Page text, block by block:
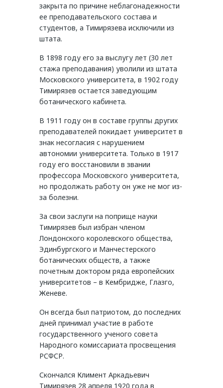
закрыта по причине неблагонадежности
ее преподавательского состава и
студентов, а Тимирязева исключили из
штата.
В 1898 году его за выслугу лет (30 лет
стажа преподавания) уволили из штата
Московского университета, в 1902 году
Тимирязев остается заведующим
ботанического кабинета.
В 1911 году он в составе группы других
преподавателей покидает университет в
знак несогласия с нарушением
автономии университета. Только в 1917
году его восстановили в звании
профессора Московского университета,
но продолжать работу он уже не мог из-
за болезни.
За свои заслуги на поприще науки
Тимирязев был избран членом
Лондонского королевского общества,
Эдинбургского и Манчестерского
ботанических обществ, а также
почетным доктором ряда европейских
университетов – в Кембридже, Глазго,
Женеве.
Он всегда был патриотом, до последних
дней принимал участие в работе
государственного ученого совета
Народного комиссариата просвещения
РСФСР.
Скончался Климент Аркадьевич
Тимирязев 28 апреля 1920 года в